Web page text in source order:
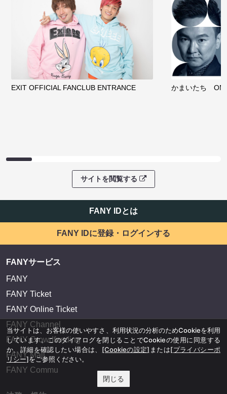
EXIT OFFICIAL FANCLUB ENTRANCE かまいたち
サイトを閲覧する
FANY IDとは
FANY IDに登録・ログインする
FANYサービス
FANY
FANY Ticket
FANY Online Ticket
FANY Channel
FANY Crowdfunding
FANY Mall
FANY Commu
当サイトは、お客様の使いやすさ、利用状況の分析のためCookieを利用
しています。このダイアログを閉じることでCookieの使用に同意する
か、詳細を確認したい場合は、 [Cookieの設定] または[プライバシーポ
リシー]をご参照ください。
閉じる